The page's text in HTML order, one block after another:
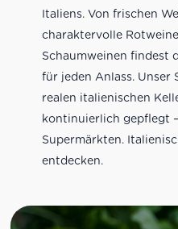
Italiens. Von frischen
charaktervolle
Schaumweinen findest
für jeden Anlass. Unser
realen italienischen
kontinuierlich gepflegt
Supermärkten.
entdecken.